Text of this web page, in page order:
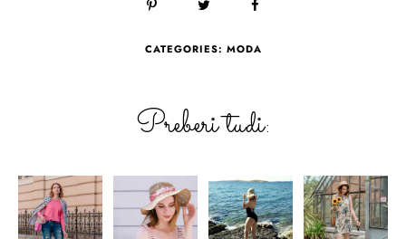
CATEGORIES: MODA
Preberi tudi: